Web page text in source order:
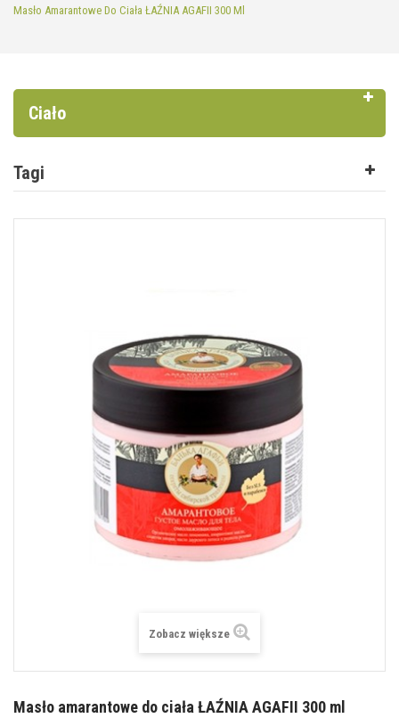
Masło Amarantowe Do Ciała ŁAŹNIA AGAFII 300 Ml
Ciało
Tagi
Zobacz większe
Masło amarantowe do ciała ŁAŹNIA AGAFII 300 ml